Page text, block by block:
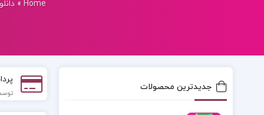
Home
»
جدیدترین محصولات